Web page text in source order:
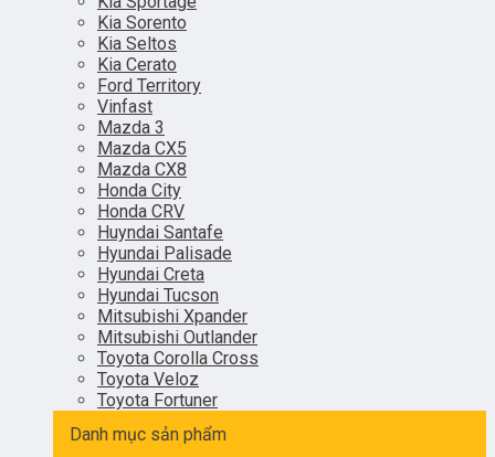
Kia Sorento
Kia Seltos
Kia Cerato
Ford Territory
Vinfast
Mazda 3
Mazda CX5
Mazda CX8
Honda City
Honda CRV
Huyndai Santafe
Hyundai Palisade
Hyundai Creta
Hyundai Tucson
Mitsubishi Xpander
Mitsubishi Outlander
Toyota Corolla Cross
Toyota Veloz
Toyota Fortuner
Danh mục sản phẩm